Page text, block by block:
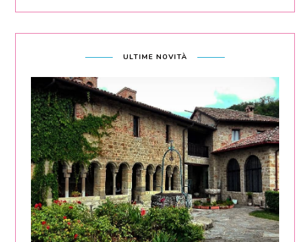
ULTIME NOVITÀ